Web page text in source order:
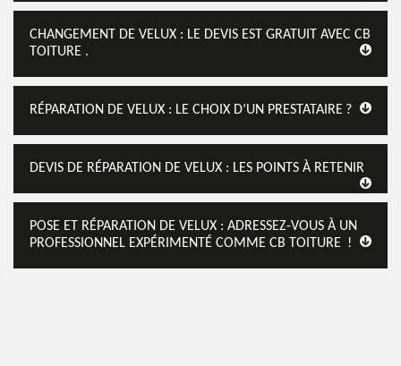
CHANGEMENT DE VELUX : LE DEVIS EST GRATUIT AVEC CB
TOITURE .
RÉPARATION DE VELUX : LE CHOIX D’UN PRESTATAIRE ?
DEVIS DE RÉPARATION DE VELUX : LES POINTS À RETENIR
POSE ET RÉPARATION DE VELUX : ADRESSEZ-VOUS À UN
PROFESSIONNEL EXPÉRIMENTÉ COMME CB TOITURE !